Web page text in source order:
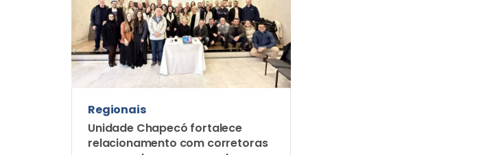
Regionais
Unidade Chapecó fortalece
relacionamento com corretoras